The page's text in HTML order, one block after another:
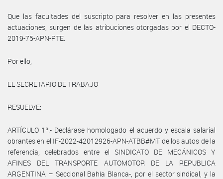
Que las facultades del suscripto para resolver en las presentes
actuaciones, surgen de las atribuciones otorgadas por el DECTO-
2019-75-APN-PTE.
Por ello,
EL SECRETARIO DE TRABAJO
RESUELVE:
ARTÍCULO 1º.- Declárase homologado el acuerdo y escala salarial
obrantes en el IF-2022-42012926-APN-ATBB#MT de los autos de la
referencia, celebrados entre el SINDICATO DE MECÁNICOS Y
AFINES DEL TRANSPORTE AUTOMOTOR DE LA REPUBLICA
ARGENTINA – Seccional Bahía Blanca-, por el sector sindical, y la